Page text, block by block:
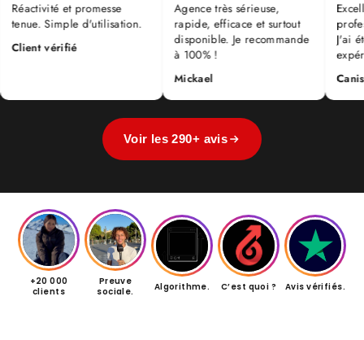
Réactivité et promesse
tenue. Simple d'utilisation.
Client vérifié
Agence très sérieuse,
rapide, efficace et surtout
disponible. Je recommande
à 100% !
Mickael
J'ai
Voir les 290+ avis
+20 000
clients
Preuve
sociale.
Algorithme. C’est quoi ? Avis vérifiés.